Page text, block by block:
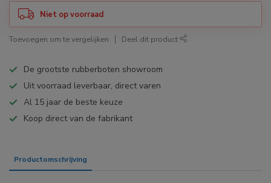
Niet op voorraad
Toevoegen om te vergelijken Deel dit product
De grootste rubberboten showroom
Uit voorraad leverbaar, direct varen
Al 15 jaar de beste keuze
Koop direct van de fabrikant
Productomschrijving